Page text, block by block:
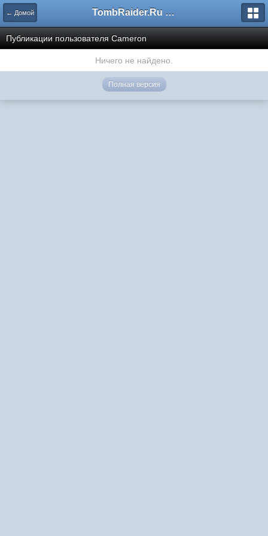
← Домой TombRaider.Ru - Форумы
Публикации пользователя Cameron
Ничего не найдено.
Полная версия